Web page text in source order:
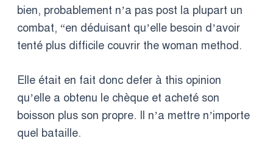
bien, probablement n’a pas post la plupart un
combat, “en déduisant qu’elle besoin d’avoir
tenté plus difficile couvrir the woman method.
Elle était en fait donc defer à this opinion
qu’elle a obtenu le chèque et acheté son
boisson plus son propre. Il n’a mettre n’importe
quel bataille.